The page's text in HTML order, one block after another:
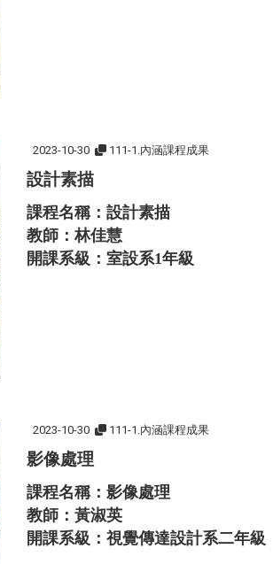
2023-10-30 111-1.內涵課程成果
設計素描
課程名稱：設計素描
教師：林佳慧
開課系級：室設系1年級
2023-10-30 111-1.內涵課程成果
影像處理
課程名稱：影像處理
教師：黃淑英
開課系級：視覺傳達設計系二年級